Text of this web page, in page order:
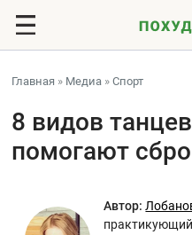
Главная » Медиа »Спорт
8 видов
помогают
Автор: